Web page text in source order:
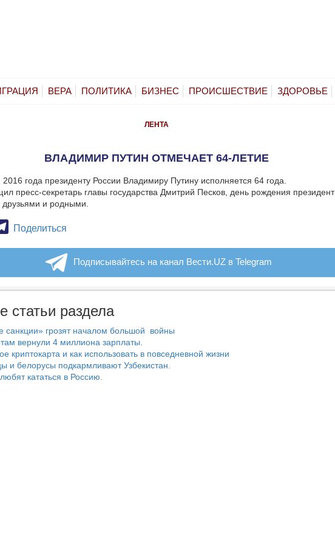
ВЕРА ПОЛИТИКА БИЗНЕС ПРОИСШЕСТВИЕ ЗДОРОВЬЕ
ЛЕНТА
ВЛАДИМИР ПУТИН ОТМЕЧАЕТ 64-ЛЕТИЕ
2016 года президенту России Владимиру Путину исполняется 64 года.
пресс-секретарь главы государства Дмитрий Песков, день рождения президент
друзьями и родными.
Telegram
Поделиться
Подписывайтесь на канал Вести.UZ в Telegram
статьи раздела
санкции» грозят началом большой войны
вернули 4 миллиона зарплаты.
криптокарта и как использовать в повседневной жизни
и белорусы подкармливают Узбекистан.
кататься в Россию.